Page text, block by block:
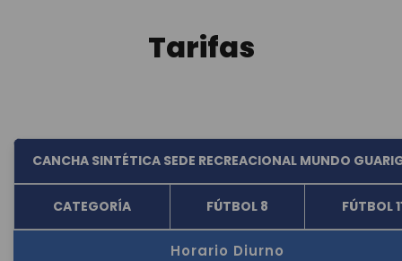
Tarifas
CANCHA SINTÉTICA SEDE RECREACIONAL MUNDO
CATEGORÍA FÚTBOL 8 FÚTBOL
Horario Diurno